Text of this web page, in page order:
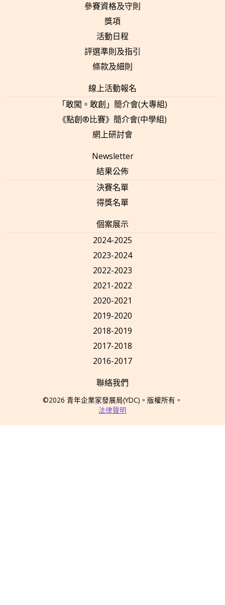
參賽資格及守則
獎項
活動日程
評選準則及指引
條款及細則
線上活動報名
「敢闖。敢創」簡介會(大專組)
《點創®比賽》簡介會(中學組)
網上研討會
Newsletter
結果公佈
決賽名單
得獎名單
個案展示
2024-2025
2023-2024
2022-2023
2021-2022
2020-2021
2019-2020
2018-2019
2017-2018
2016-2017
聯絡我們
©2026 青年企業家發展局(YDC) 。版權所有。
法律聲明